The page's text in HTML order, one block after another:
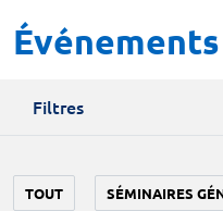
Événements
Filtres
TOUT SÉMINAIRES